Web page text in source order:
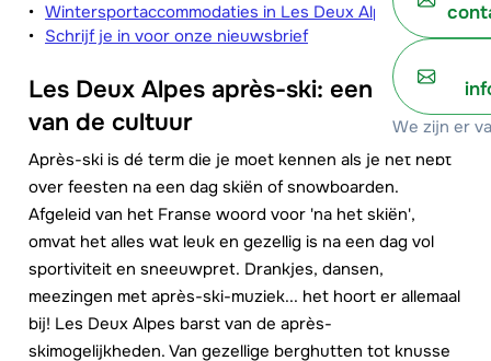
We zijn er
Wintersportaccommodaties in Les Deux Alpes
Schrijf je in voor onze nieuwsbrief
Les Deux Alpes après-ski: een deel
van de cultuur
Après-ski is dé term die je moet kennen als je het hebt
over feesten na een dag skiën of snowboarden.
Afgeleid van het Franse woord voor 'na het skiën',
omvat het alles wat leuk en gezellig is na een dag vol
sportiviteit en sneeuwpret. Drankjes, dansen,
meezingen met après-ski-muziek... het hoort er allemaal
bij! Les Deux Alpes barst van de après-
skimogelijkheden. Van gezellige berghutten tot knusse